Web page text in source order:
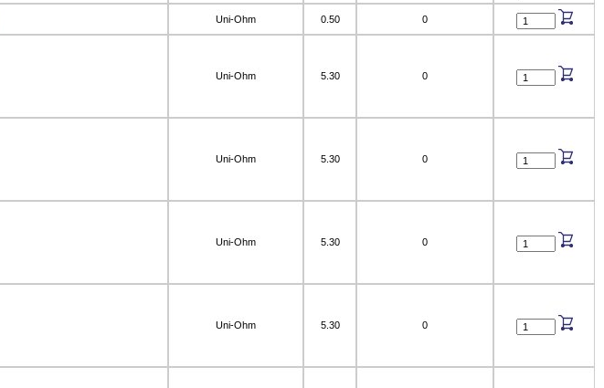
Uni-Ohm 0.50 0
Uni-Ohm 5.30 0
Uni-Ohm 5.30 0
Uni-Ohm 5.30 0
Uni-Ohm 5.30 0